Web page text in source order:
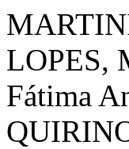
LOPES,
Fátima